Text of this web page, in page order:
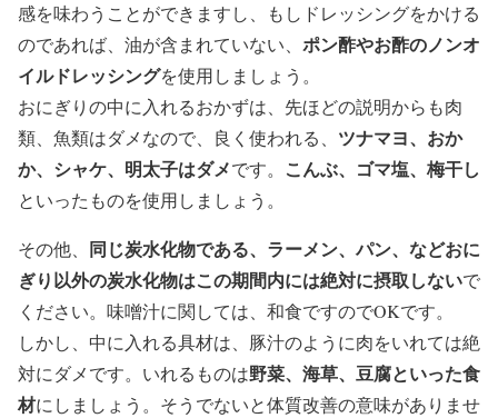
感を味わうことができますし、もしドレッシングをかける
のであれば、油が含まれていない、 ポン酢やお酢のノンオ
イルドレッシングを使用しましょう。
おにぎりの中に入れるおかずは、先ほどの説明からも肉
類、魚類はダメなので、良く使われる、 ツナマヨ、おか
か、シャケ、明太子はダメです。 こんぶ、ゴマ塩、梅干し
といったものを使用しましょう。
その他、 同じ炭水化物である、ラーメン、パン、などおに
ぎり以外の炭水化物はこの期間内には絶対に摂取しないで
ください。味噌汁に関しては、和食ですのでOKです。
しかし、中に入れる具材は、豚汁のように肉をいれては絶
対にダメです。いれるものは野菜、海草、豆腐といった食
材にしましょう。そうでないと体質改善の意味がありませ